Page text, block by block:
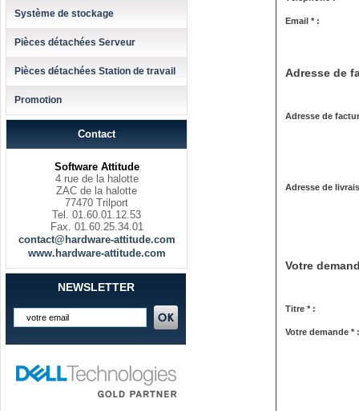
Système de stockage
Pièces détachées Serveur
Pièces détachées Station de travail
Promotion
Contact
Software Attitude
4 rue de la halotte
ZAC de la halotte
77470 Trilport
Tel. 01.60.01.12.53
Fax. 01.60.25.34.01
contact@hardware-attitude.com
www.hardware-attitude.com
NEWSLETTER
Email * :
Adresse de
Adresse de
Adresse de
Votre
Titre * :
Votre demande * :